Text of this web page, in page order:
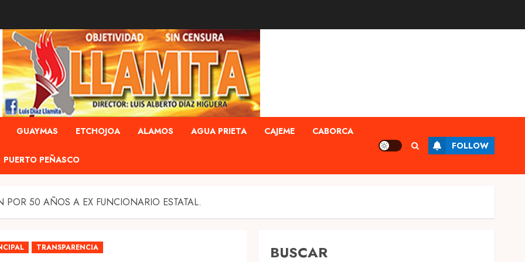
GUAYMAS ETCHOJOA ALAMOS AGUA PRIETA CAJEME CABORCA
PUERTO PEÑASCO
FOLLOW
POR 50 AÑOS A EX FUNCIONARIO ESTATAL.
TRANSPARENCIA BUSCAR